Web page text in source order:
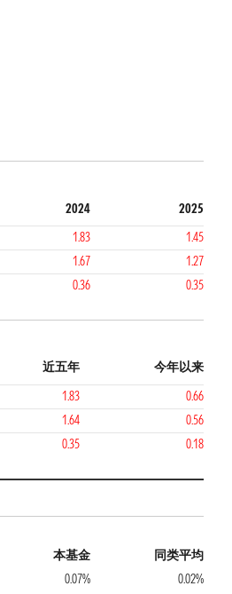
2024
2025
1.83
1.45
1.67
1.27
0.36 0.35
近五年
今年以来
1.83
0.66
1.64
0.56
0.35 0.18
本基金
同类平均
0.07%
0.02%